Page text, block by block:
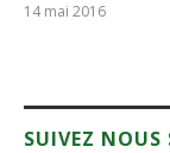
14 mai 2016
SUIVEZ NOUS